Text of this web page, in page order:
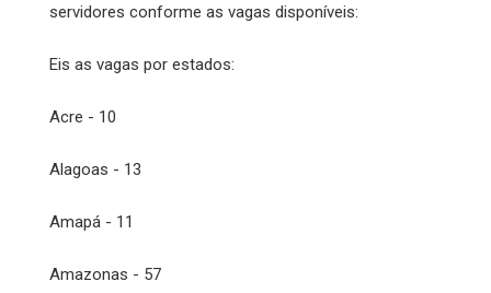
servidores conforme as vagas disponíveis:
Eis as vagas por estados:
Acre - 10
Alagoas - 13
Amapá - 11
Amazonas - 57